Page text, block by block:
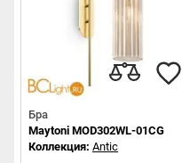
Бра
Maytoni MOD302WL-01CG
Коллекция: Antic